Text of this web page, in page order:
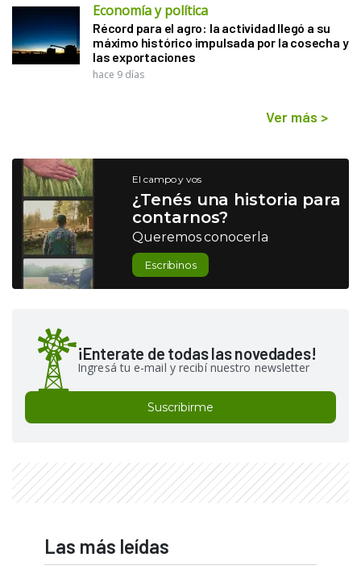
Economía y política
Récord para el agro: la actividad llegó a su
máximo histórico impulsada por la cosecha y
las exportaciones
hace 9 días
Ver más >
El campo y vos
¿Tenés una historia para
contarnos?
Queremos conocerla
Escribinos
¡Enterate de todas las novedades!
Ingresá tu e-mail y recibí nuestro newsletter
Suscribirme
Las más leídas